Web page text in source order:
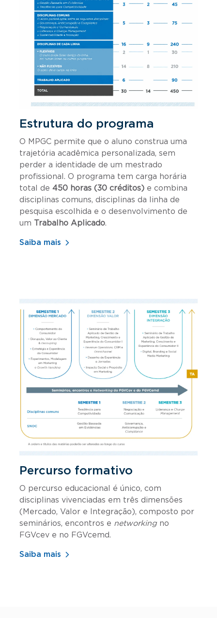
Estrutura do programa
O MPGC permite que o aluno construa uma
trajetória acadêmica personalizada, sem
perder a identidade de um mestrado
profissional. O programa tem carga horária
total de 450 horas (30 créditos) e combina
disciplinas comuns, disciplinas da linha de
pesquisa escolhida e o desenvolvimento de
um Trabalho Aplicado.
Saiba mais
Percurso formativo
O percurso educacional é único, com
disciplinas vivenciadas em três dimensões
(Mercado, Valor e Integração), composto por
seminários, encontros e networking no
FGVcev e no FGVcemd.
Saiba mais